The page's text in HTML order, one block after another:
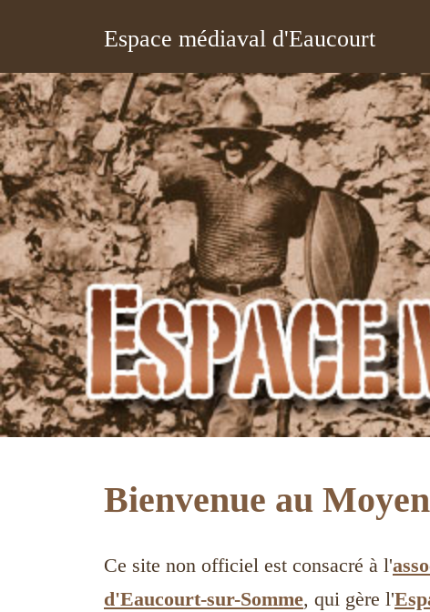
Espace médiaval d'Eaucourt
Bienvenue au
Ce site non officiel est consacré à l'
d'Eaucourt-sur-Somme, qui gère l'